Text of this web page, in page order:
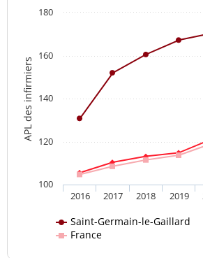
APL des infirmiers
Saint-Germain-le-Gaillard
France
2016 2017 2018 2019
100
120
140
160
180